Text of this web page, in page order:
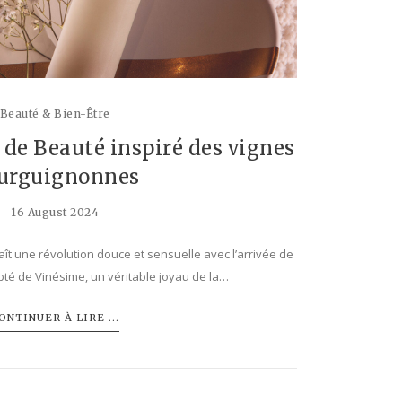
Beauté & Bien-Être
Beauté inspiré des vignes
16 August 2024
une révolution douce et sensuelle avec l’arrivée de
de Vinésime, un véritable joyau de la…
À LIRE ...